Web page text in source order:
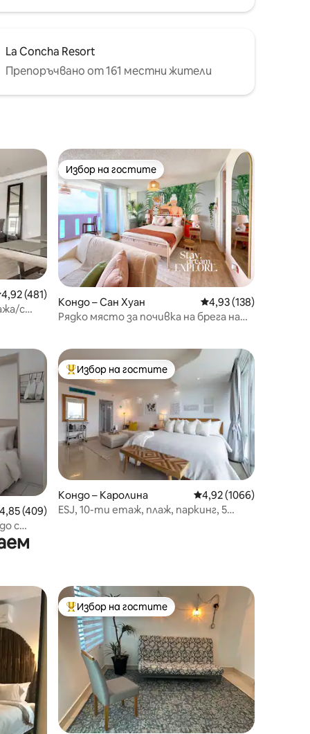
La Concha Resort
Препоръчвано от 161 местни жители
оценка: 4,92 от 5, 481 отзива
4,92 (481)
с
Избор на гостите
Избор на гостите
Кондо – Сан Хуан Средна оценка: 4,93
4,93 (138)
Рядко място за почивка на брега на
оценка: 4,85 от 5, 409 отзива
4,85 (409)
с
Най-популярен избор на гостите
Избор на гостите
Кондо – Каролина Средна оценка: 4,92
4,92 (1066)
ESJ, 10-ти етаж, плаж, паркинг, 5
Най-популярен избор на гостите
Избор на гостите